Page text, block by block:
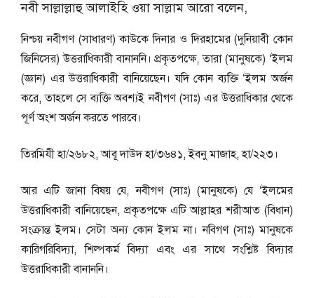
নবী সাল্লাল্লাহু আলাইহি ওয়া সাল্লাম আরো বলেন,
নিশ্চয় নবীগণ (সাধারণ) কাউকে দিনার ও দিরহামের (দুনিয়াবী কোন
জিনিসের) উত্তরাধিকারী বানাননি। প্রকৃতপক্ষে, তারা (মানুষকে) ‘ইলম
(জ্ঞান) এর উত্তরাধিকারী বানিয়েছেন। যদি কোন ব্যক্তি ‘ইলম অর্জন
করে, তাহলে সে ব্যক্তি অবশ্যই নবীগণ (সাঃ) এর উত্তরাধিকার থেকে
পূর্ণ অংশ অর্জন করতে পারবে।
তিরমিযী হা/২৬৮২, আবূ দাউদ হা/৩৬৪১, ইবনু মাজাহ, হা/২২৩।
আর এটি জানা বিষয় যে, নবীগণ (সাঃ) (মানুষকে) যে ‘ইলমের
উত্তরাধিকারী বানিয়েছেন, প্রকৃতপক্ষে এটি আল্লাহর শরীআত (বিধান)
সংক্রান্ত ইলম। সেটা অন্য কোন ইলম না। নবিগণ (সাঃ) মানুষকে
কারিগরিবিদ্যা, শিল্পকর্ম বিদ্যা এবং এর সাথে সংশ্লিষ্ট বিদ্যার
উত্তরাধিকারী বানাননি।